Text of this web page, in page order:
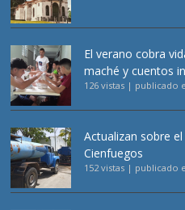
El verano cobra
maché y cuentos
126 vistas | publicado
Actualizan sobre
Cienfuegos
152 vistas | publicado